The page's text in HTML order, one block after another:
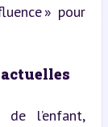
» pour
l’enfant,